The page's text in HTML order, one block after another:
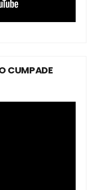
CUMPADE